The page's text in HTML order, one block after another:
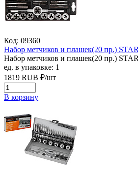
Код: 09360
Набор метчиков и плашек(20 пр.)
Набор метчиков и плашек(20 пр.)
ед. в упаковке: 1
1819 RUB ₽/шт
В корзину